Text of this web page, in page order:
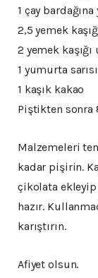
1 çay
2,5 yemek
2 yemek kaşığı
1 yumurta sarısı
1 kaşık kakao
Piştikten sonra
Malzemeleri
kadar pişirin.
çikolata ekleyip
hazır.
karıştırın.
Afiyet olsun.